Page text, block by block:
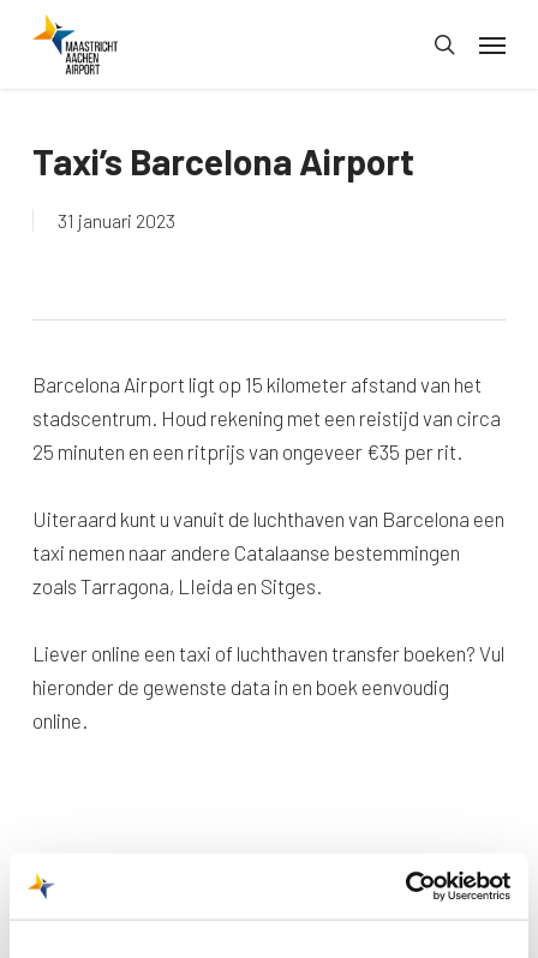
search
Menu
Taxi’s Barcelona Airport
31 januari 2023
Barcelona Airport ligt op 15 kilometer afstand van het
stadscentrum. Houd rekening met een reistijd van circa
25 minuten en een ritprijs van ongeveer €35 per rit.
Uiteraard kunt u vanuit de luchthaven van Barcelona een
taxi nemen naar andere Catalaanse bestemmingen
zoals Tarragona, LIeida en Sitges.
Liever online een taxi of luchthaven transfer boeken? Vul
hieronder de gewenste data in en boek eenvoudig
online.